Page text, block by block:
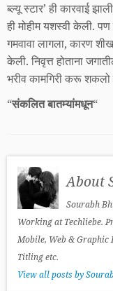
ब्ल्यू स्टार’ ही कारवाई
ही मोहीम यशस्वी केली.
गमवावा लागला, कारण
केली. निवृत्त होताना
भरीव कामगिरी करू शकलो
“संकलित बातम्यांमधून“
About
Sourabh
Working at Techliebe.
Mobile, Web & Graphic
Titling etc.
View all posts by